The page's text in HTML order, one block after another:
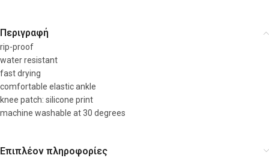
Περιγραφή
rip-proof
water resistant
fast drying
comfortable elastic ankle
knee patch: silicone print
machine washable at 30 degrees
Επιπλέον πληροφορίες